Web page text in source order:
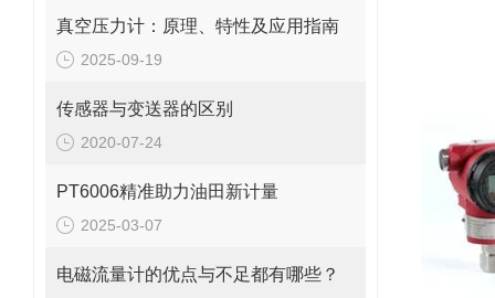
真空压力计：原理、特性及应用指南
2025-09-19
传感器与变送器的区别
2020-07-24
PT6006精准助力油田新计量
2025-03-07
电磁流量计的优点与不足都有哪些？